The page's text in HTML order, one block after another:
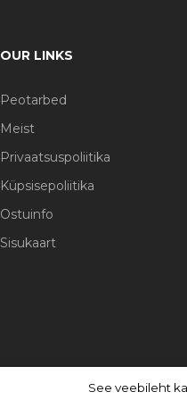
OUR LINKS
Peotarbed
Meist
Privaatsuspoliitika
Küpsisepoliitika
Ostuinfo
Sisukaart
See veebileht